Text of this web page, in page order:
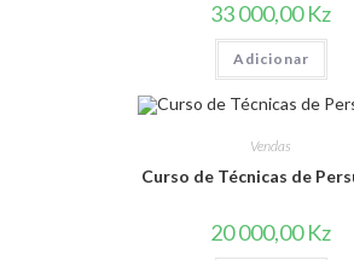
33 000,00Kz
Adicionar
Vendas
Curso de Técnicas de
20 000,00Kz